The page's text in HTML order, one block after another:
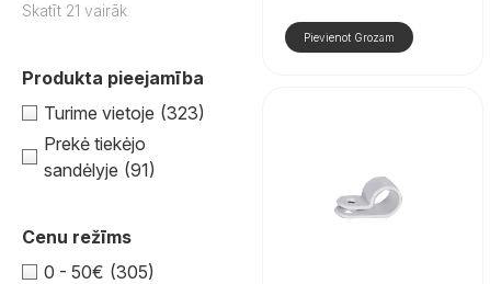
Skatīt 21 vairāk
Produkta pieejamība
Turime vietoje (323)
Prekė tiekėjo
sandėlyje (91)
Cenu režīms
0 - 50€ (305)
Pievienot Grozam